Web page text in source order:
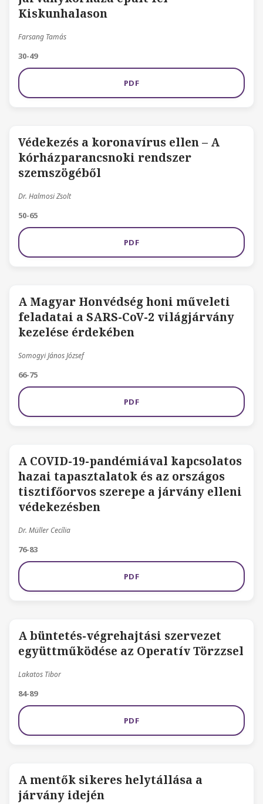
Kiskunhalason
Farsang Tamás
30-49
PDF
Védekezés a koronavírus ellen – A
kórházparancsnoki rendszer
szemszögéből
Dr. Halmosi Zsolt
50-65
PDF
A Magyar Honvédség honi műveleti
feladatai a SARS-CoV-2 világjárvány
kezelése érdekében
Somogyi János József
66-75
PDF
A COVID-19-pandémiával kapcsolatos
hazai tapasztalatok és az országos
tisztifőorvos szerepe a járvány elleni
védekezésben
Dr. Müller Cecília
76-83
PDF
A büntetés-végrehajtási szervezet
együttműködése az Operatív Törzzsel
Lakatos Tibor
84-89
PDF
A mentők sikeres helytállása a
járvány idején